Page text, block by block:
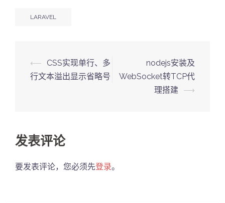
LARAVEL
Post
navigation
⟵
CSS实现单行、多
行文本溢出显示省略号
nodejs安装及
WebSocket转TCP代
理搭建
⟶
发表评论
要发表评论，您必须先登录。